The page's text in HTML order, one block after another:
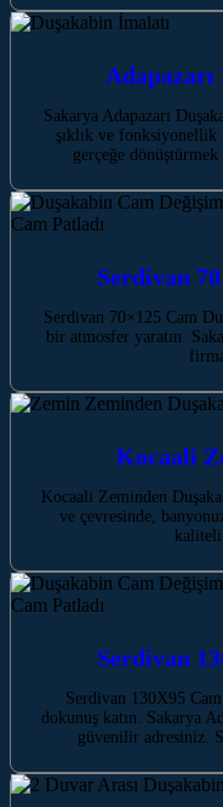
Sakarya Adapazarı
şıklık ve
gerçeğe
Serdivan
Serdivan 70×125 Cam
bir atmosfer yaratın.
Kocaali
Kocaali Zeminden
ve çevresinde,
Serdivan
Serdivan 130X95
dokunuş katın. Sakarya
güvenilir adresiniz.